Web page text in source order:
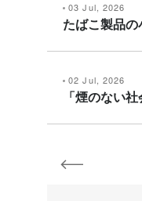
03 Jul, 2026
たばこ製品
02 Jul, 2026
「煙のない